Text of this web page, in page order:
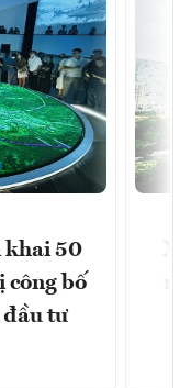
khai 50
công bố
đầu tư